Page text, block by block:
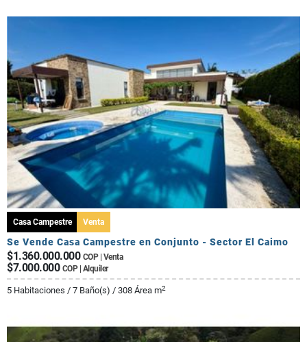
Casa Campestre Venta
Se Vende Casa Campestre en Conjunto - Sector El Caimo
$1.360.000.000 COP | Venta
$7.000.000 COP | Alquiler
5 Habitaciones / 7 Baño(s) / 308 Área m2